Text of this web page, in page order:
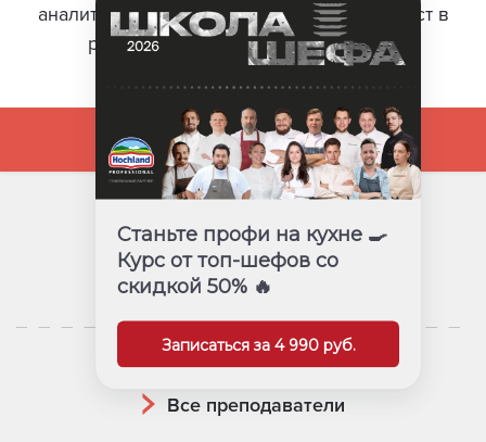
аналитиком Юридического сервиса «Юрист в
ресторане» Надеждой Васильевой
Узнать больше
Все курсы
Все преподаватели
Станьте профи на кухне 🍳
Курс от топ-шефов со
скидкой 50% 🔥
Записаться за 4 990 руб.